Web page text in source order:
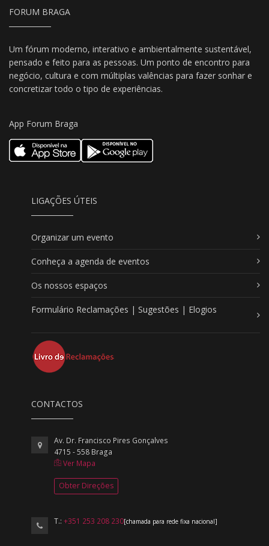
FORUM BRAGA
Um fórum moderno, interativo e ambientalmente sustentável,
pensado e feito para as pessoas. Um ponto de encontro para
negócio, cultura e com múltiplas valências para fazer sonhar e
concretizar todo o tipo de experiências.
App Forum Braga
LIGAÇÕES ÚTEIS
Organizar um evento
Conheça a agenda de eventos
Os nossos espaços
Formulário Reclamações | Sugestões | Elogios
CONTACTOS
Av. Dr. Francisco Pires Gonçalves
4715 - 558 Braga
Ver Mapa
Obter Direções
T.:+351 253 208 230[chamada para rede fixa nacional]